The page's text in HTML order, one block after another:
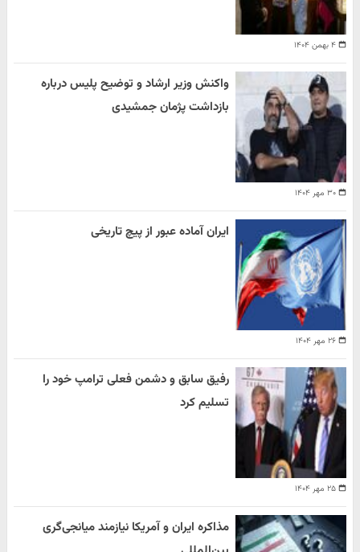
۴ بهمن ۱۴۰۴
۳۰ مهر ۱۴۰۴
واکنش وزیر ارشاد و توضیح پلیس درباره
بازداشت پژمان جمشیدی
۲۶ مهر ۱۴۰۴
ایران آماده عبور از پیچ تاریخی
۲۵ مهر ۱۴۰۴
رفیق سابق و دشمن فعلی ترامپ خود را
تسلیم کرد
مذاکره ایران و آمریکا نیازمند میانجی‌گری